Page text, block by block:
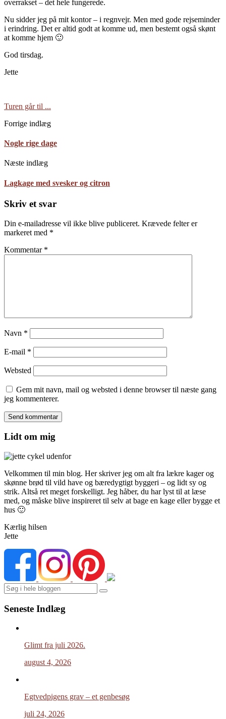
overrakset – det hele fungerede.
Nu sidder jeg på mit kontor – i regnvejr. Men med gode rejseminder
i erindring. Det er altid godt at komme ud, men bestemt også skønt
at komme hjem 🙂
God tirsdag.
Jette
Turen går til ...
Forrige indlæg
Nogle rige dage
Næste indlæg
Lagkage med svesker og citron
Skriv et svar
Din e-mailadresse vil ikke blive publiceret. Krævede felter er
markeret med *
Kommentar *
Navn *
E-mail *
Websted
Gem mit navn, mail og websted i denne browser til næste gang
jeg kommenterer.
Lidt om mig
Velkommen til min blog. Her skriver jeg om alt fra lækre kager og
skønne brød til vild have og bæredygtigt byggeri – og lidt sy og
strik. Altså ret meget forskelligt. Jeg håber, du har lyst til at læse
med, og måske blive inspireret til selv at bage en kage eller bygge et
hus 🙂
Kærlig hilsen
Jette
Search
Seneste Indlæg
Glimt fra juli 2026.
august 4, 2026
Egtvedpigens grav – et genbesøg
juli 24, 2026